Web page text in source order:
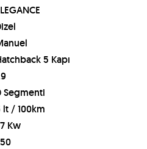
5 Kapı
Segmenti
lt / 100km
Kw